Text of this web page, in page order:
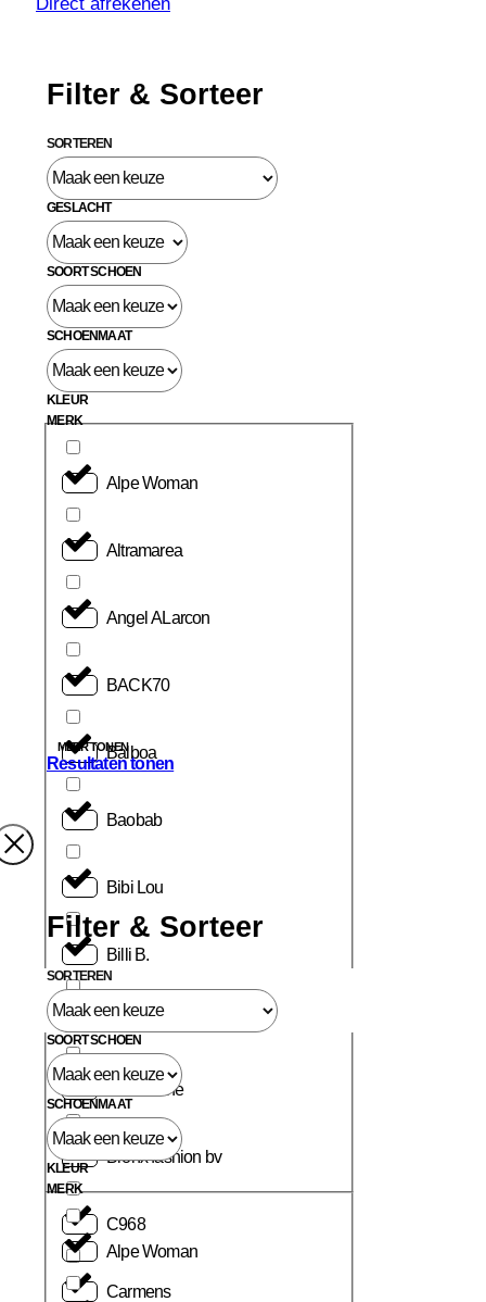
Direct afrekenen
Filter & Sorteer
SORTEREN
GESLACHT
SOORT SCHOEN
SCHOENMAAT
KLEUR
MERK
Alpe Woman
Altramarea
Angel ALarcon
BACK70
Balboa
Baobab
Bibi Lou
Billi B.
Birkenstock
Blackstone
Bronx fashion bv
C968
Carmens
MEER TONEN
Resultaten tonen
Filter & Sorteer
SORTEREN
SOORT SCHOEN
SCHOENMAAT
KLEUR
MERK
Alpe Woman